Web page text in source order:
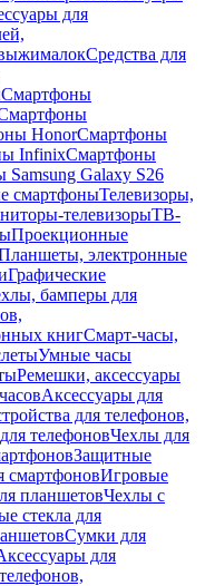
для
Средства для
Смартфоны
HonorСмартфоны
InfinixСмартфоны
Galaxy S26
смартфоныТелевизоры,
телевизорыТВ-
Проекционные
электронные
Графические
бамперы для
книгСмарт-часы,
Умные часы
Ремешки, аксессуары
Аксессуары для
для телефонов,
телефоновЧехлы для
Защитные
смартфоновИгровые
планшетовЧехлы с
стекла для
Сумки для
для